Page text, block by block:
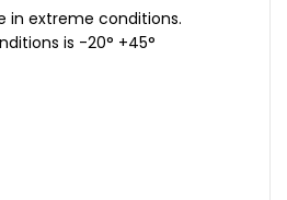
in extreme conditions.
is -20° +45°